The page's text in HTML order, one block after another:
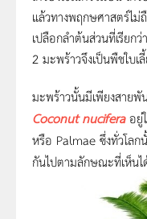
แล้วทางพฤกษศาสตร์ไม่
เปลือกลำต้นส่วนที่เรียก
2 มะพร้าวจึงเป็นพืชใบเ
มะพร้าวนั้นมีเพียงสายพั
Coconut nuciferaอยู่
หรือ Palmae ซึ่งทั่วโล
กันไปตามลักษณะที่เห็น